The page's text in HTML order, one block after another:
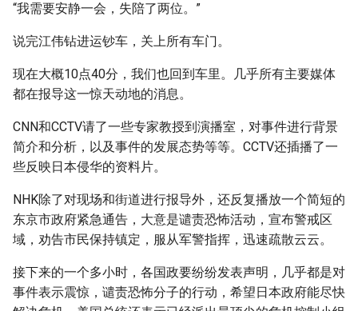
“我需要安静一会，失陪了两位。”
说完江伟钻进运钞车，关上所有车门。
现在大概10点40分，我们也回到车里。几乎所有主要媒体
都在报导这一惊天动地的消息。
CNN和CCTV请了一些专家教授到演播室，对事件进行背景
简介和分析，以及事件的发展态势等等。CCTV还插播了一
些反映日本侵华的资料片。
NHK除了对现场和街道进行报导外，还反复播放一个简短的
东京市政府紧急通告，大意是谴责恐怖活动，宣布警戒区
域，劝告市民保持镇定，服从军警指挥，迅速疏散云云。
接下来的一个多小时，各国政要纷纷发表声明，几乎都是对
事件表示震惊，谴责恐怖分子的行动，希望日本政府能尽快